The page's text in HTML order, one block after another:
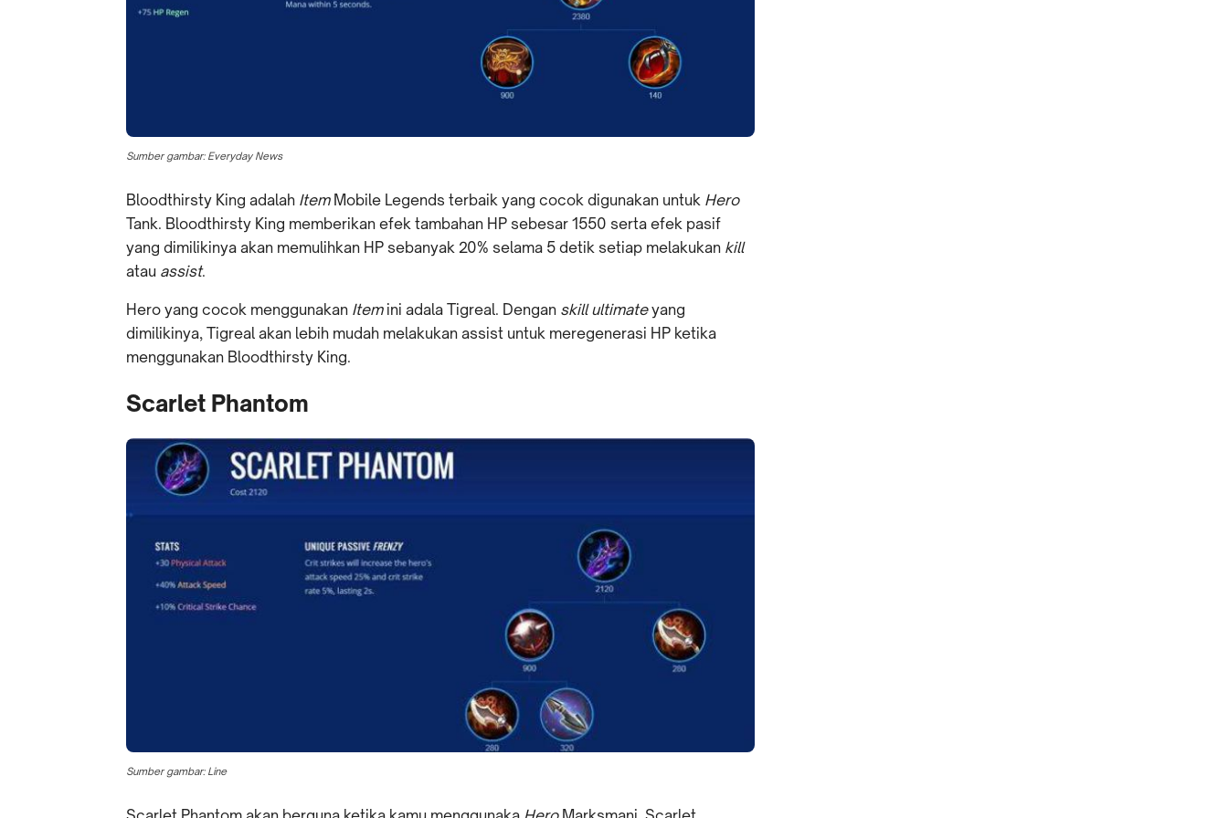
Sumber gambar: Everyday News
Bloodthirsty King adalah ItemMobile Legends terbaik yang cocok digunakan untuk Hero
Tank. Bloodthirsty King memberikan efek tambahan HP sebesar 1550 serta efek pasif
yang dimilikinya akan memulihkan HP sebanyak 20% selama 5 detik setiap melakukan kill
atau assist.
Hero yang cocok menggunakan Itemini adala Tigreal. Dengan skill ultimateyang
dimilikinya, Tigreal akan lebih mudah melakukan assist untuk meregenerasi HP ketika
menggunakan Bloodthirsty King.
Scarlet Phantom
Sumber gambar: Line